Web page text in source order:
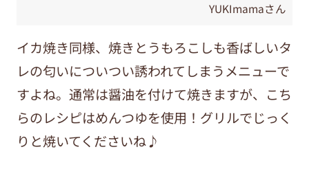
YUKImamaさん
イカ焼き同様、焼きとうもろこしも香ばしいタ
レの匂いについつい誘われてしまうメニューで
すよね。通常は醤油を付けて焼きますが、こち
らのレシピはめんつゆを使用！グリルでじっく
りと焼いてくださいね♪